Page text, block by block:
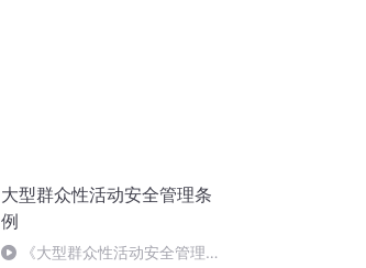
大型群众性活动安全管理条
例
《大型群众性活动安全管理条